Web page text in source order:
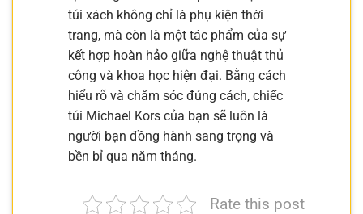
túi xách không chỉ là phụ kiện thời
trang, mà còn là một tác phẩm của sự
kết hợp hoàn hảo giữa nghệ thuật thủ
công và khoa học hiện đại. Bằng cách
hiểu rõ và chăm sóc đúng cách, chiếc
túi Michael Kors của bạn sẽ luôn là
người bạn đồng hành sang trọng và
bền bỉ qua năm tháng.
Rate this post